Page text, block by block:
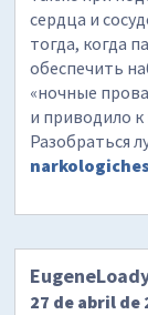
сердца и
тогда, когда
обеспечить
«ночные
и приводило
Разобраться
27 de abril de